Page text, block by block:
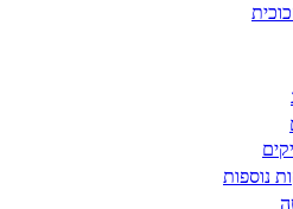
נוספות